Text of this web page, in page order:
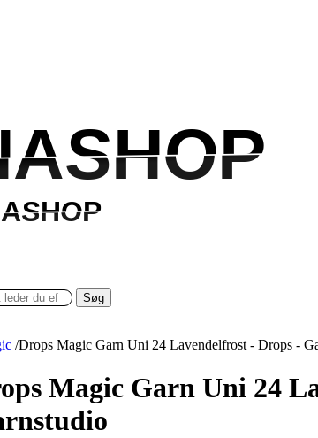
Søg
/Drops Magic Garn Uni 24 Lavendelfrost - Drops -
Magic Garn Uni 24